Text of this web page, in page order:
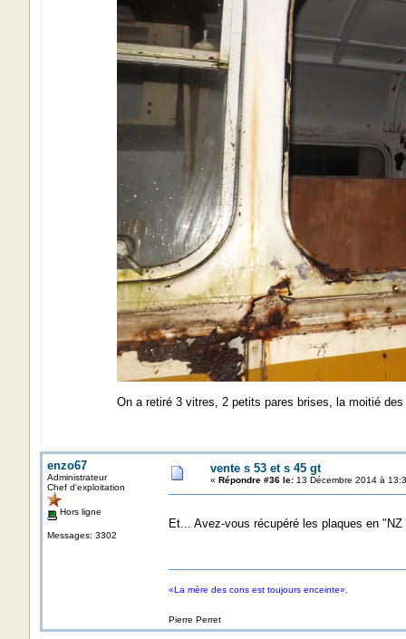
On a retiré 3 vitres, 2 petits pares brises, la moitié
enzo67
Administrateur
Chef d'exploitation
Hors ligne
Messages: 3302
vente s 53 et s 45 gt
« Répondre #36 le:13 Décembre 2014 à
Et... Avez-vous récupéré les plaques en
«La mère des cons est toujours enceinte».
Pierre Perret